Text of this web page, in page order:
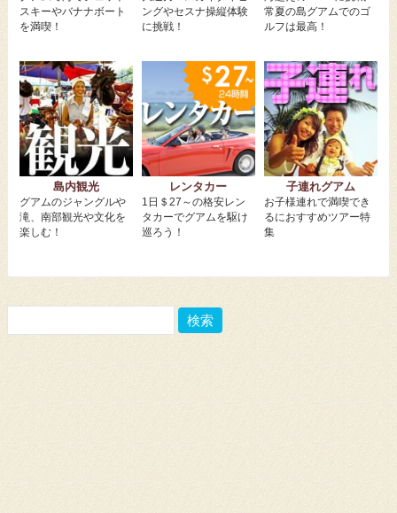
スキーやバナナボート
を満喫！
ングやセスナ操縦体験
に挑戦！
常夏の島グアムでのゴ
ルフは最高！
島内観光
グアムのジャングルや
滝、南部観光や文化を
楽しむ！
レンタカー
1日＄27～の格安レン
タカーでグアムを駆け
巡ろう！
子連れグアム
お子様連れで満喫でき
るにおすすめツアー特
集